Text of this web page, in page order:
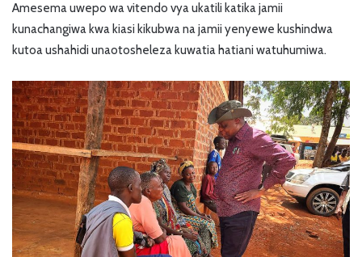
Amesema uwepo wa vitendo vya ukatili katika jamii
kunachangiwa kwa kiasi kikubwa na jamii yenyewe kushindwa
kutoa ushahidi unaotosheleza kuwatia hatiani watuhumiwa.